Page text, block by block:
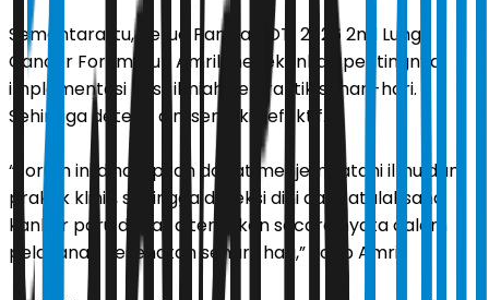
Sementara itu, Ketua Panitia POTI 2026 2nd Lung
Cancer Forum, Yun Amril menekankan pentingnya
implementasi hasil ilmiah ke praktik sehari-hari.
Sehingga deteksi dini semakin efektif.
“Forum ini diharapkan dapat menjembatani ilmu dan
praktik klinis, sehingga deteksi dini dan tatalaksana
kanker paru dapat diterapkan secara nyata dalam
pelayanan kesehatan sehari-hari,” ucap Amril.